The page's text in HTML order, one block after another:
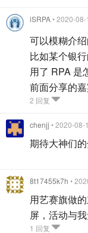
iSRPA• 2020-
可以模糊介
比如某个银
用了 RPA 是
前面分享的
2 回复
chenjj • 2020-08-
期待大神们
8t17455k7h •
用艺赛旗做
屏，活动与
1 回复